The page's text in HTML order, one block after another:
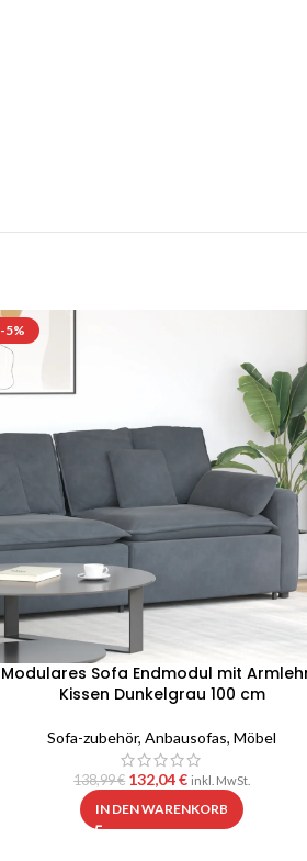
-5%
Modulares Sofa Endmodul mit
Kissen Dunkelgrau 100 cm
Sofa-zubehör,Anbausofas,Möbel
138,99€ 132,04€ inkl. MwSt.
IN DEN WARENKORB